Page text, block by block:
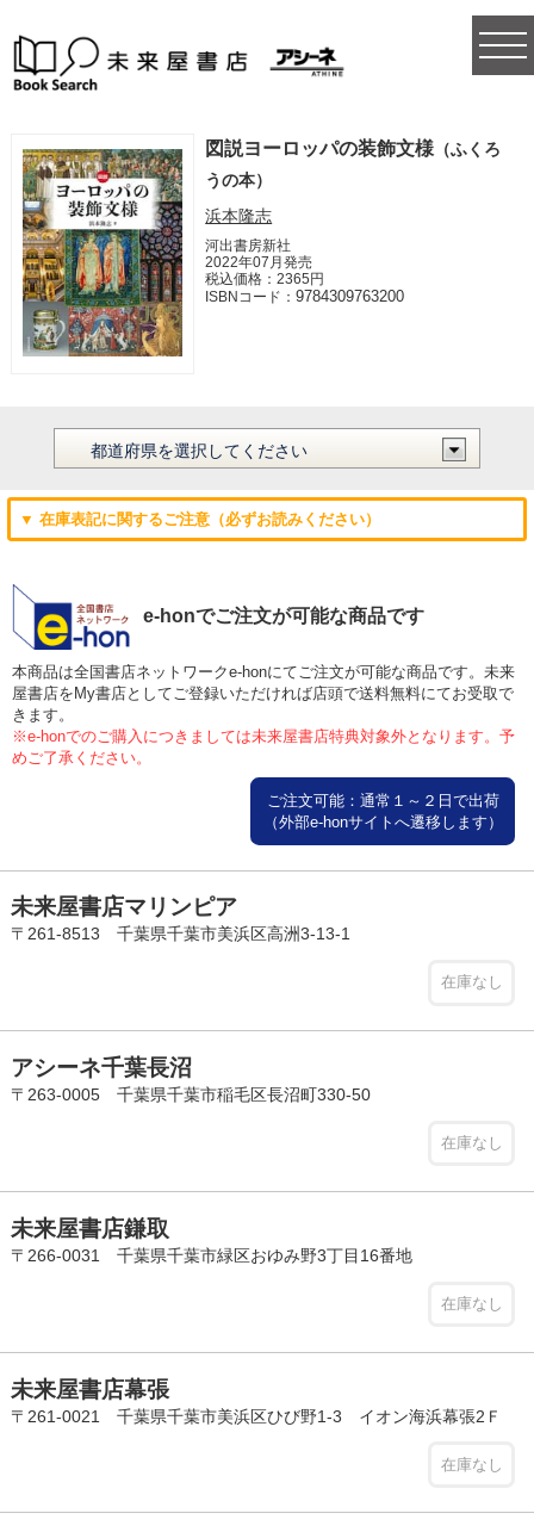
図説ヨーロッパの装飾文様 （ふくろ
うの本）
浜本隆志
河出書房新社
2022年07月発売
税込価格：2365円
ISBNコード：9784309763200
▼ 在庫表記に関するご注意（必ずお読みください）
e-honでご注文が可能な商品です
本商品は全国書店ネットワークe-honにてご注文が可能な商品です。未来
屋書店をMy書店としてご登録いただければ店頭で送料無料にてお受取で
きます。
※e-honでのご購入につきましては未来屋書店特典対象外となります。予
めご了承ください。
ご注文可能：通常１～２日で出荷
（外部e-honサイトへ遷移します）
未来屋書店マリンピア
〒261-8513 千葉県千葉市美浜区高洲3-13-1
在庫なし
アシーネ千葉長沼
〒263-0005 千葉県千葉市稲毛区長沼町330-50
在庫なし
未来屋書店鎌取
〒266-0031 千葉県千葉市緑区おゆみ野3丁目16番地
在庫なし
未来屋書店幕張
〒261-0021 千葉県千葉市美浜区ひび野1-3 イオン海浜幕張2Ｆ
在庫なし